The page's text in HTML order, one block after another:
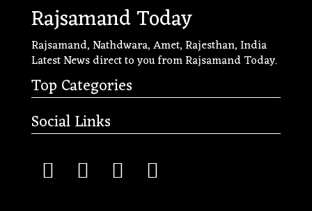
Rajsamand Today
Rajsamand, Nathdwara, Amet, Rajesthan, India
Latest News direct to you from Rajsamand Today.
Top Categories
Social Links